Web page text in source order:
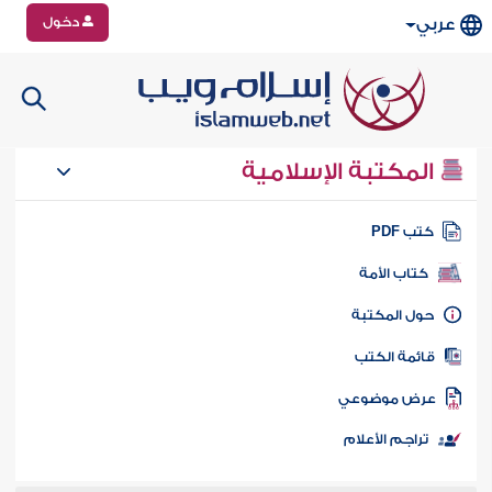
عربي دخول
المكتبة الإسلامية
كتب PDF
كتاب الأمة
المكتبة
الكتب
موضوعي